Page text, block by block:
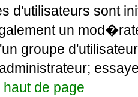
d'utilisateurs sont
un
groupe
de page